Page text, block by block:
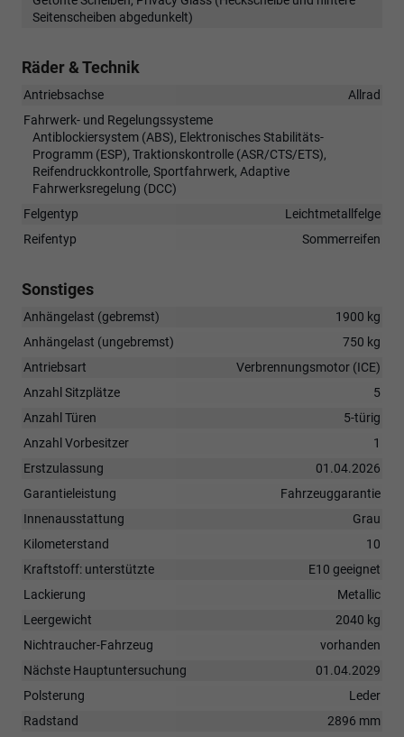
Seitenscheiben abgedunkelt)
Räder & Technik
Antriebsachse
Allrad
Fahrwerk- und Regelungssysteme
Antiblockiersystem (ABS), Elektronisches Stabilitäts-
Programm (ESP), Traktionskontrolle (ASR/CTS/ETS),
Reifendruckkontrolle, Sportfahrwerk, Adaptive
Fahrwerksregelung (DCC)
Felgentyp
Leichtmetallfelge
Reifentyp
Sommerreifen
Sonstiges
Anhängelast (gebremst)
1900 kg
Anhängelast (ungebremst)
750 kg
Antriebsart
Verbrennungsmotor (ICE)
Anzahl Sitzplätze
5
Anzahl Türen
5-türig
Anzahl Vorbesitzer
1
Erstzulassung
01.04.2026
Garantieleistung
Fahrzeuggarantie
Innenausstattung
Grau
Kilometerstand
10
Kraftstoff: unterstützte
E10 geeignet
Lackierung
Metallic
Leergewicht
2040 kg
Nichtraucher-Fahrzeug
vorhanden
Nächste Hauptuntersuchung
01.04.2029
Polsterung
Leder
Radstand
2896 mm